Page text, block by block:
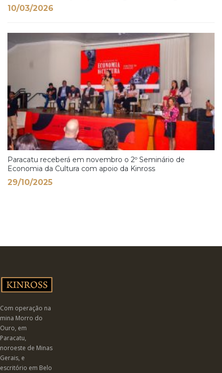
10/03/2026
Paracatu receberá em novembro o 2º Seminário de
Economia da Cultura com apoio da Kinross
29/10/2025
Com operação na
mina Morro do
Ouro, em
Paracatu,
noroeste de Minas
Gerais, e
escritório em Belo